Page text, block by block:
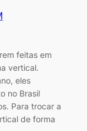
feitas em
vertical.
eles
no Brasil
Para trocar a
de forma